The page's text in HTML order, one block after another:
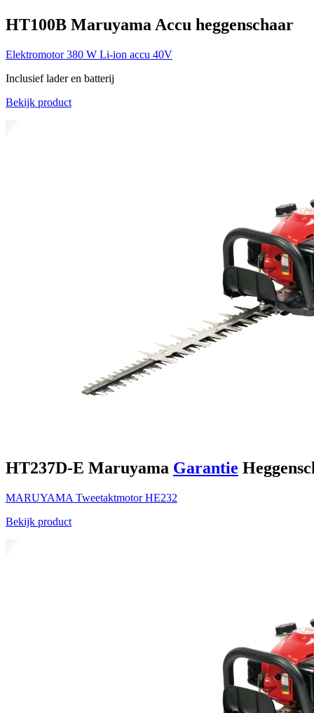
HT100B Maruyama Accu heggenschaar
Elektromotor380 W Li-ion accu 40V
Inclusief lader en batterij
Bekijk product
HT237D-E Maruyama Garantie
MARUYAMA TweetaktmotorHE232
Bekijk product